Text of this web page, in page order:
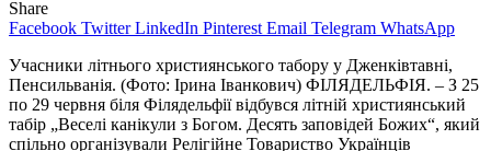
Share
Facebook Twitter LinkedIn Pinterest Email Telegram WhatsApp
Учасники літнього християнського табору у Дженківтавні,
Пенсильванія. (Фото: Ірина Іванкович) ФІЛЯДЕЛЬФІЯ. – З 25
по 29 червня біля Філядельфії відбувся літній християнський
табір „Веселі канікули з Богом. Десять заповідей Божих“, який
спільно організували Релігійне Товариство Українців